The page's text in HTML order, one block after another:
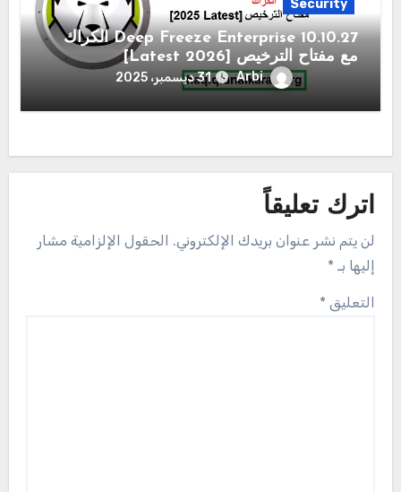
Security
10.10.27 Deep Freeze Enterprise الكراك
مع مفتاح الترخيص [2026 Latest]
Arbi 31 ديسمبر، 2025
اترك تعليقاً
لن يتم نشر عنوان بريدك الإلكتروني. الحقول الإلزامية مشار
إليها بـ *
التعليق *